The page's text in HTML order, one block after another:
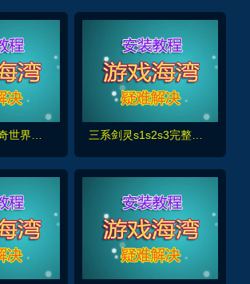
三系剑灵s1s2s3完整主线60级50星，可单人副本,黑月武器、首饰等+GM工具